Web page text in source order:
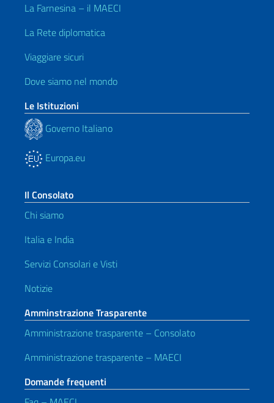
La Farnesina – il MAECI
La Rete diplomatica
Viaggiare sicuri
Dove siamo nel mondo
Le Istituzioni
Governo Italiano
Europa.eu
Il Consolato
Chi siamo
Italia e India
Servizi Consolari e Visti
Notizie
Amminstrazione Trasparente
Amministrazione trasparente – Consolato
Amministrazione trasparente – MAECI
Domande frequenti